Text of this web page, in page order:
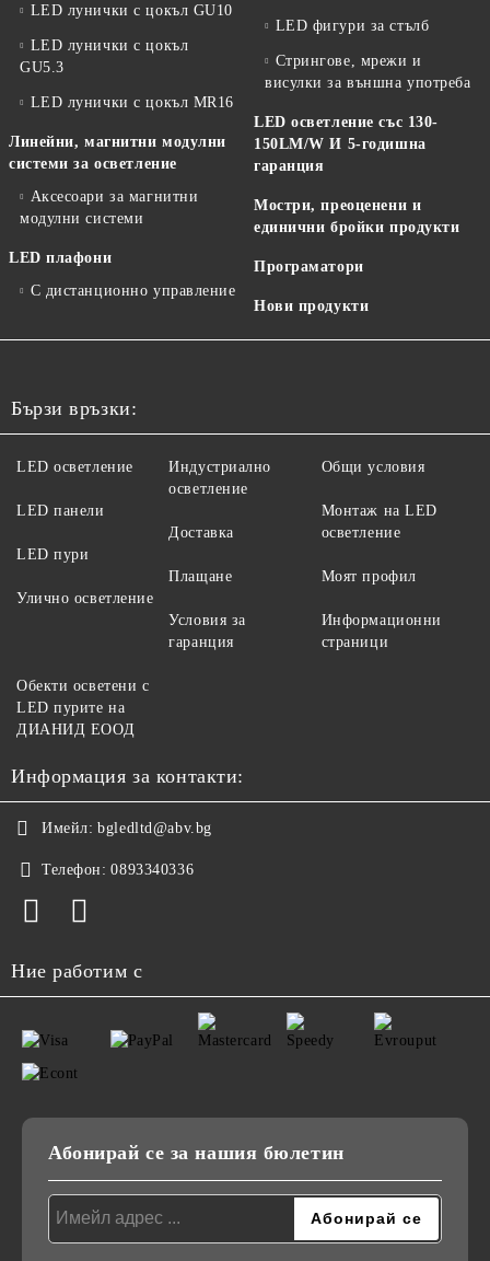
LED лунички с цокъл GU10
LED лунички с цокъл
GU5.3
LED лунички с цокъл MR16
Линейни, магнитни модулни
системи за осветление
Аксесоари за магнитни
модулни системи
LED плафони
С дистанционно управление
LED фигури за стълб
Стрингове, мрежи и
висулки за външна употреба
LED осветление със 130-
150LM/W И 5-годишна
гаранция
Мостри, преоценени и
единични бройки продукти
Програматори
Нови продукти
Бързи връзки:
LED осветление
LED панели
LED пури
Улично осветление
Индустриално
осветление
Доставка
Плащане
Условия за
гаранция
Общи условия
Монтаж на LED
осветление
Моят профил
Информационни
страници
Обекти осветени с
LED пурите на
ДИАНИД ЕООД
Информация за контакти:
Имейл: bgledltd@abv.bg
Телефон: 0893340336
Ние работим с
Абонирай се за нашия бюлетин